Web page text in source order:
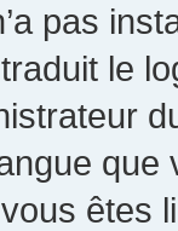
pas
le
êtes